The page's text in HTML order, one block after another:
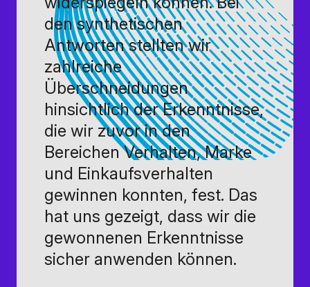
den synthetischen
Antworten stellten wir
zahlreiche
Überschneidungen
hinsichtlich der Erkenntnisse,
die wir zuvor in den
Bereichen Verhalten, Marke
und Einkaufsverhalten
gewinnen konnten, fest. Das
hat uns gezeigt, dass wir die
gewonnenen Erkenntnisse
sicher anwenden können.